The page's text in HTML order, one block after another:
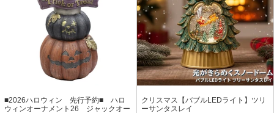
■2026ハロウィン 先行予約■ ハロ
ウィンオーナメント26 ジャックオー
クリスマス【バブルLEDライト】ツリ
ーサンタスレイ